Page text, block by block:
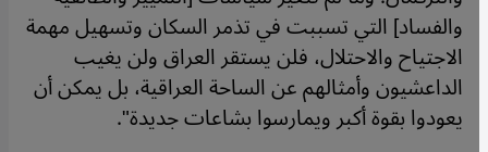
والفساد] التي تسببت في تذمر السكان وتسهيل مهمة
الاجتياح والاحتلال، فلن يستقر العراق ولن يغيب
الداعشيون وأمثالهم عن الساحة العراقية، بل يمكن أن
يعودوا بقوة أكبر ويمارسوا بشاعات جديدة".